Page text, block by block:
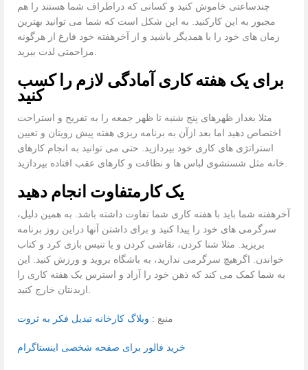
چندساعتی خاموش کنید و کسانی که دراطراف شما هستند را هم
مجبور به این کارکنید. به این شکل است که شما می توانید بهترین
زمان های خود را با همدیگر باشید و از آخرهفته خود فارغ از هرگونه
برای یک هفته کاری آمادگی لازم را کسب
کنید
مثلا بعداز ظهرهای پنج شنبه تا ظهر جمعه را به تفریح و استراحت
اختصاص دهید اما بعد ازآن به برنامه ریزی هفته پیش رویتان و تعیین
استراتژی های کاری خود بپردازید. حتی می توانید به انجام کارهای
یک کارمتفاوت انجام دهید
آخرهفته شما باید با هفته کاری شما تفاوت داشته باشد. به همین دلیل،
سرگرمی های خود را پیدا کنید و برای داشتن آنها دراین روز برنامه
بریزید. مثلا شنا کردن، نقاشی کردن و یا تنیس بازی کرد و کتاب
خواندن. اگرهیچ سرگرمی ندارید، به باشگاه بروید و ورزش کنید. این
به شما کمک می کند که ذهن خود را آزاد و استرس یک هفته کاری را
منبع : وبلاگ کارخانه تبدیل فکر به ثروت
خرید فالور برای صفحه شخصی اینستاگرام